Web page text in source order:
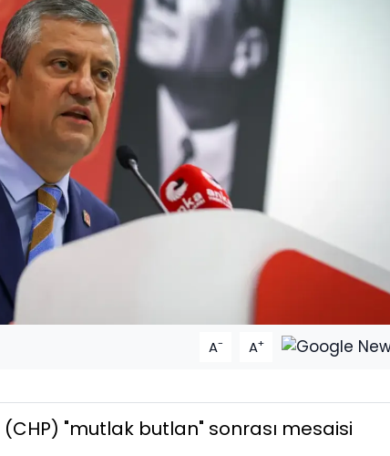
A- A+
"mutlak butlan" sonrası mesaisi